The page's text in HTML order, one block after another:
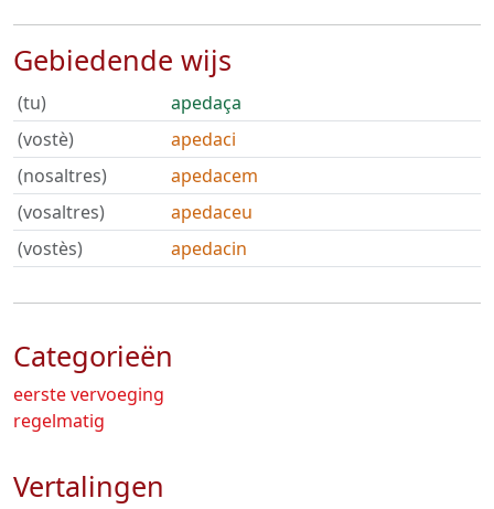
Gebiedende wijs
(tu)
apedaça
(vostè)
apedaci
(nosaltres)
apedacem
(vosaltres)
apedaceu
(vostès)
apedacin
Categorieën
eerste vervoeging
regelmatig
Vertalingen